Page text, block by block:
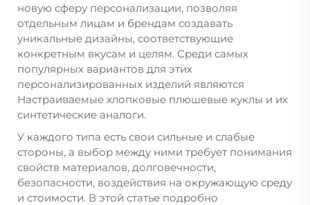
новую сферу персонализации, позволяя
отдельным лицам и брендам создавать
уникальные дизайны, соответствующие
конкретным вкусам и целям. Среди самых
популярных вариантов для этих
персонализированных изделий являются
Настраиваемые хлопковые плюшевые куклы и их
синтетические аналоги.
У каждого типа есть свои сильные и слабые
стороны, а выбор между ними требует понимания
свойств материалов, долговечности,
безопасности, воздействия на окружающую среду
и стоимости. В этой статье подробно